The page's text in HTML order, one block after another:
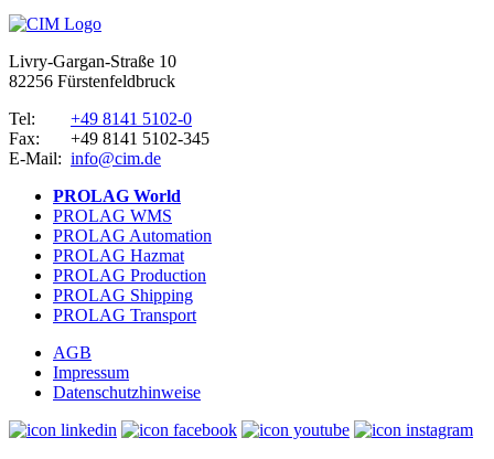
Livry-Gargan-Straße 10
82256 Fürstenfeldbruck
Tel:
+49 8141 5102-0
Fax:
+49 8141 5102-345
E-Mail: info@cim.de
PROLAG World
PROLAG WMS
PROLAG Automation
PROLAG Hazmat
PROLAG Production
PROLAG Shipping
PROLAG Transport
AGB
Impressum
Datenschutzhinweise